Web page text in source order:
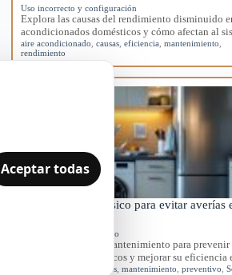
Uso incorrecto y configuración
Explora las causas del rendimiento disminuido
acondicionados domésticos y cómo afectan al
aire acondicionado ,causas ,eficiencia ,mantenimiento
rendimiento
Mantenimiento básico para evitar averías
Mantenimiento preventivo
Aprende rutinas de mantenimiento para prevenir
en tus electrodomésticos y mejorar su eficiencia
electrodomésticos ,mantenimiento ,preventivo ,
Aceptar todas